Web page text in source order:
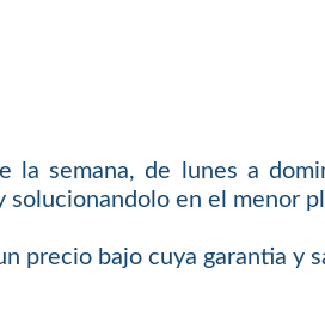
la semana, de lunes a
en el menor
precio bajo cuya garantia y